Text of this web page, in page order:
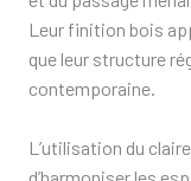
Leur finition bois
que leur structure
contemporaine.
L’utilisation du
d’harmoniser les